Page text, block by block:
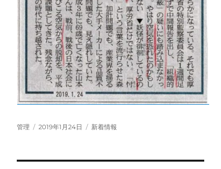
投
管理
投
2019年1月24日
カ
新着情報